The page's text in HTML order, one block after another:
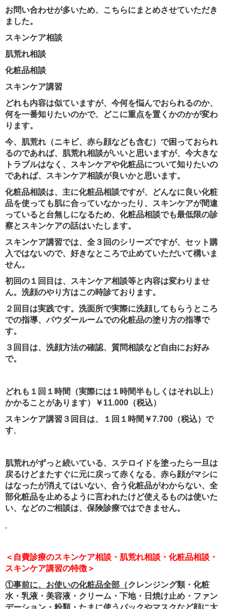
お問い合わせが多いため、こちらにまとめさせていただき
ました。
スキンケア相談
肌荒れ相談
化粧品相談
スキンケア講習
どれも内容は似ていますが、今何を悩んでおられるのか、
何を一番知りたいのかで、どこに重点を置くかのかが変わ
ります。
今、肌荒れ（ニキビ、赤ら顔なども含む）で困っておられ
るのであれば、肌荒れ相談がいいと思いますが、今大きな
トラブルはなく、スキンケアや化粧品について知りたいの
であれば、スキンケア相談が良いかと思います。
化粧品相談は、主に化粧品相談ですが、どんなに良い化粧
品を使っても肌に合っていなかったり、スキンケアが間違
っていると台無しになるため、化粧品相談でも最低限の診
察とスキンケアの話はいたします。
スキンケア講習では、全３回のシリーズですが、セット購
入ではないので、好きなところで止めていただいて構いま
せん。
初回の１回目は、スキンケア相談等と内容は変わりませ
ん。洗顔のやり方はこの時診ております。
２回目は実践です。洗面所で実際に洗顔してもらうところ
での指導、パウダールームでの化粧品の塗り方の指導で
す。
３回目は、洗顔方法の確認、質問相談など自由にお好み
で。
どれも１回１時間（実際には１時間半もしくはそれ以上）
かかることがあります）￥11.000（税込）
スキンケア講習３回目は、１回１時間￥7.700（税込）で
す。
肌荒れがずっと続いている、ステロイドを塗ったら一旦は
戻るけどまたすぐに元に戻って赤くなる、赤ら顔がマシに
はなったが消えてはいない、合う化粧品がわからない、全
部化粧品を止めるように言われたけど使えるものは使いた
い、などのご相談は、保険診療ではできません。
＜自費診療のスキンケア相談・肌荒れ相談・化粧品相談・
スキンケア講習の特徴＞
①事前に、お使いの化粧品全部（クレンジング類・化粧
水・乳液・美容液・クリーム・下地・日焼け止め・ファン